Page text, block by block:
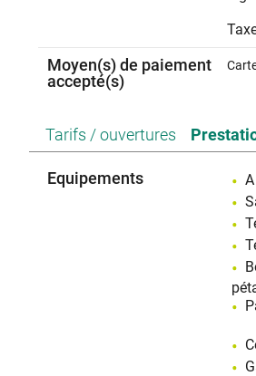
Moyen(s) de paiement
accepté(s)
Tarifs / ouvertures
Equipements